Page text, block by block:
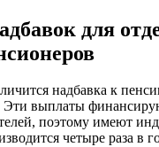
для
надбавка к
Эти выплаты
поэтому имеют
четыре раза в